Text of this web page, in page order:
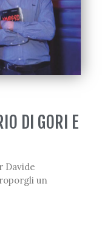
DI GORI E
Davide
un